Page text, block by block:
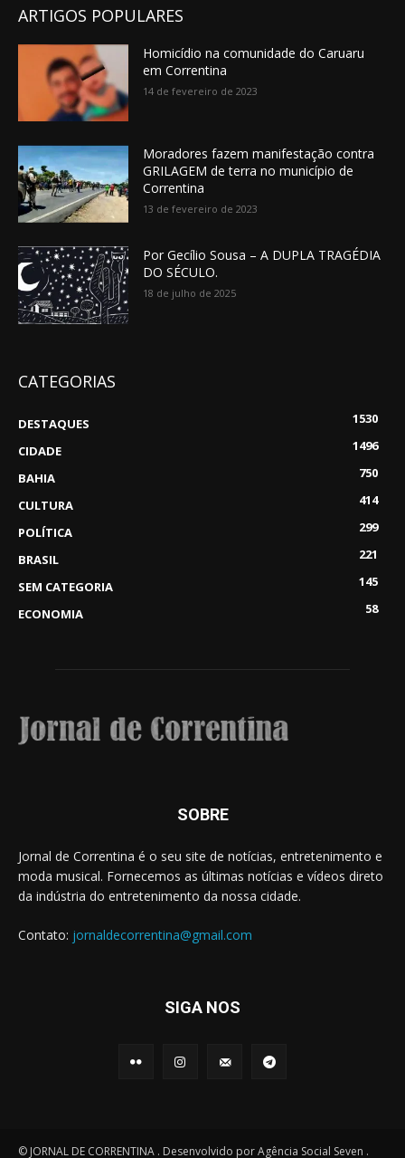
ARTIGOS POPULARES
Homicídio na comunidade do Caruaru
em Correntina
14 de fevereiro de 2023
Moradores fazem manifestação contra
GRILAGEM de terra no município de
Correntina
13 de fevereiro de 2023
Por Gecílio Sousa – A DUPLA TRAGÉDIA
DO SÉCULO.
18 de julho de 2025
CATEGORIAS
DESTAQUES
1530
CIDADE
1496
BAHIA
750
CULTURA
414
POLÍTICA
299
BRASIL
221
SEM CATEGORIA
145
ECONOMIA
58
SOBRE
Jornal de Correntina é o seu site de notícias, entretenimento e
moda musical. Fornecemos as últimas notícias e vídeos direto
da indústria do entretenimento da nossa cidade.
Contato: jornaldecorrentina@gmail.com
SIGA NOS
© JORNAL DE CORRENTINA . Desenvolvido por Agência Social Seven .